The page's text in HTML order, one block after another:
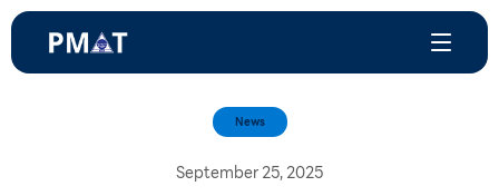
News
September 25, 2025